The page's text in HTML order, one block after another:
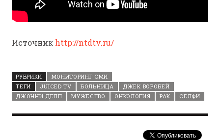
Источник http://ntdtv.ru/
РУБРИКИ
МОНИТОРИНГ СМИ
ТЕГИ
JUICED TV БОЛЬНИЦА
ДЖЕК ВОРОБЕЙ
ДЖОННИ ДЕПП
МУЖЕСТВО ОНКОЛОГИЯ РАК СЕЛФИ